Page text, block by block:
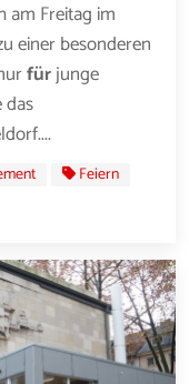
am Freitag im
einer besonderen
fürjunge
Feiern